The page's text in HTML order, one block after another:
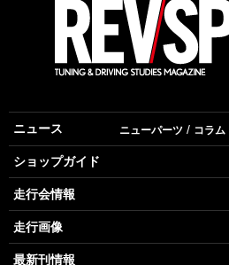
ニュース ニューパーツ コラム
ショップガイド
走行会情報
走行画像
最新刊情報